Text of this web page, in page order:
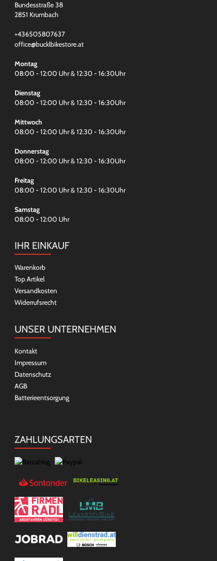
Bundesstraße 38
2851 Krumbach
+436505807637
office@bucklbikestore.at
Montag
08:00 - 12:00 Uhr & 12:30 - 16:30Uhr
Dienstag
08:00 - 12:00 Uhr & 12:30 - 16:30Uhr
Mittwoch
08:00 - 12:00 Uhr & 12:30 - 16:30Uhr
Donnerstag
08:00 - 12:00 Uhr & 12:30 - 16:30Uhr
Freitag
08:00 - 12:00 Uhr & 12:30 - 16:30Uhr
Samstag
08:00 - 12:00 Uhr
IHR EINKAUF
Warenkorb
Top Artikel
Versandkosten
Widerrufsrecht
UNSER UNTERNEHMEN
Kontakt
Impressum
Datenschutz
AGB
Batterieentsorgung
ZAHLUNGSARTEN